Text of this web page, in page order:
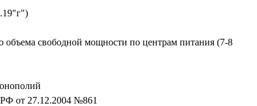
объема свободной мощности по центрам питания (7-8
от 27.12.2004 №861